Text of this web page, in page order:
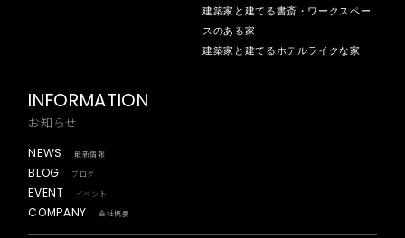
建築家と建てる書斎・ワークスペー
スのある家
建築家と建てるホテルライクな家
INFORMATION
お知らせ
NEWS 最新情報
BLOG ブログ
EVENT イベント
COMPANY 会社概要